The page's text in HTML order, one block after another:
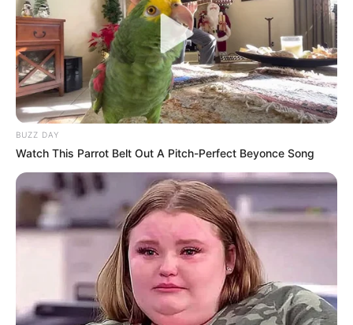
BUZZ DAY
Watch This Parrot Belt Out A Pitch-Perfect Beyonce Song